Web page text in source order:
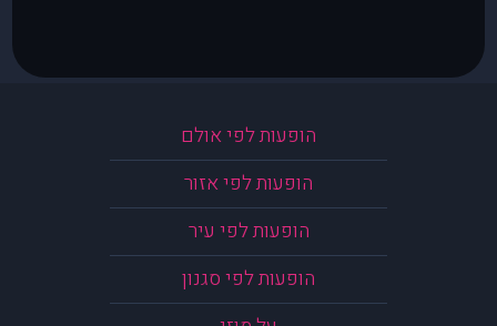
הופעות לפי אולם
הופעות לפי אזור
הופעות לפי עיר
הופעות לפי סגנון